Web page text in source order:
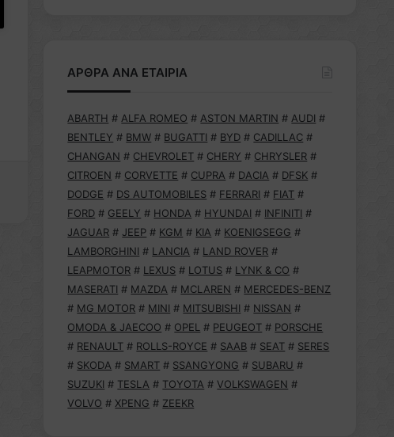
ΑΡΘΡΑ ΑΝΑ ΕΤΑΙΡΙΑ
ABARTH # ALFA ROMEO # ASTON MARTIN # AUDI #
BENTLEY # BMW # BUGATTI # BYD # CADILLAC #
CHANGAN # CHEVROLET # CHERY # CHRYSLER #
CITROEN # CORVETTE # CUPRA # DACIA # DFSK #
DODGE # DS AUTOMOBILES # FERRARI # FIAT #
FORD # GEELY # HONDA # HYUNDAI # INFINITI #
JAGUAR # JEEP # KGM # KIA # KOENIGSEGG #
LAMBORGHINI # LANCIA # LAND ROVER #
LEAPMOTOR # LEXUS # LOTUS # LYNK & CO #
MASERATI # MAZDA # MCLAREN # MERCEDES-BENZ
# MG MOTOR # MINI # MITSUBISHI # NISSAN #
OMODA & JAECOO # OPEL # PEUGEOT # PORSCHE
# RENAULT # ROLLS-ROYCE # SAAB # SEAT # SERES
# SKODA # SMART # SSANGYONG # SUBARU #
SUZUKI # TESLA # TOYOTA # VOLKSWAGEN #
VOLVO # XPENG # ZEEKR